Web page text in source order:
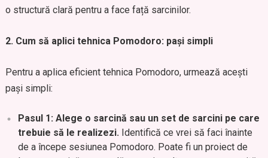
o structură clară pentru a face față sarcinilor.
2. Cum să aplici tehnica Pomodoro: pași simpli
Pentru a aplica eficient tehnica Pomodoro, urmează acești
pași simpli:
Pasul 1: Alege o sarcină sau un set de sarcini pe care
trebuie să le realizezi. Identifică ce vrei să faci înainte
de a începe sesiunea Pomodoro. Poate fi un proiect de